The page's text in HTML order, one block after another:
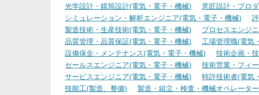
光学設計・鏡筒設計(電気・電子・機械)
意匠設計・プロ
シミュレーション・解析エンジニア(電気・電子・機械)
製造技術・生産技術(電気・電子・機械)
プロセスエンジ
品質管理・品質保証(電気・電子・機械)
工場管理職(電気
設備保全・メンテナンス(電気・電子・機械)
技術企画・
セールスエンジニア(電気・電子・機械)
技術営業・フィ
サービスエンジニア(電気・電子・機械)
特許技術者(電気
技能工(製造、整備)
製造・組立・検査・機械オペレータ